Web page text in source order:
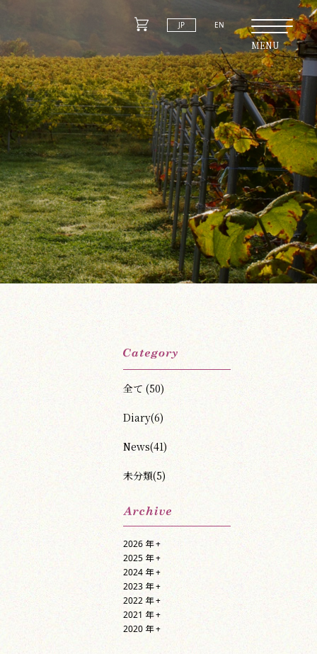
JP EN
MENU
全て (50)
Diary(6)
News(41)
未分類(5)
2026 年+
2025 年+
2024 年+
2023 年+
2022 年+
2021 年+
2020 年+